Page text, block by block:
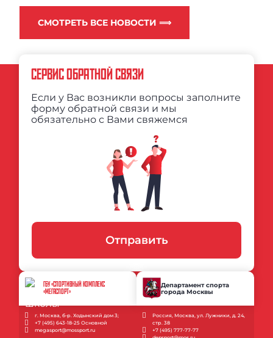
СМОТРЕТЬ ВСЕ НОВОСТИ ⟹
СЕРВИС ОБРАТНОЙ СВЯЗИ
Если у Вас возникли вопросы заполните
форму обратной связи и мы
обязательно с Вами свяжемся
Отправить
ГБУ «СПОРТИВНЫЙ КОМПЛЕКС
«МЕГАСПОРТ»
г. Москва, б-р. Ходынский дом 3;
+7 (495) 643-18-25 Основной
megasport@mossport.ru
Департамент спорта
города Москвы
Россия, Москва, ул. Лужники, д. 24,
стр. 38
+7 (495) 777-77-77